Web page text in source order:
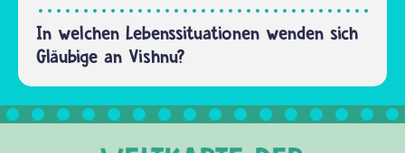
In welchen Lebenssituationen wenden sich
Gläubige an Vishnu?